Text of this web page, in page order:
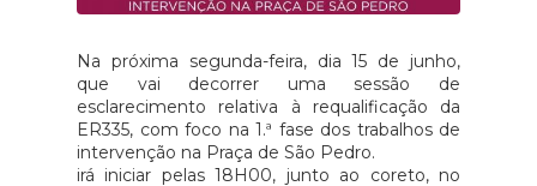
Na próxima segunda-feira, dia 15 de junho,
que vai decorrer uma sessão de
esclarecimento relativa à requalificação da
ER335, com foco na 1.ª fase dos trabalhos de
intervenção na Praça de São Pedro.
irá iniciar pelas 18H00, junto ao coreto, no